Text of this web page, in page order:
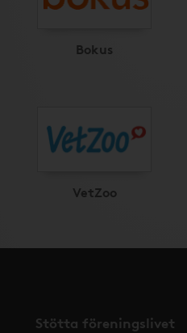
Bokus
VetZoo
Stötta föreningslivet